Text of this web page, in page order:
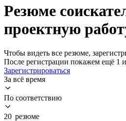
Резюме
проектную
Чтобы видеть все резюме,
После регистрации покажем ещё 1
Зарегистрироваться
За всё время
По соответствию
20 резюме